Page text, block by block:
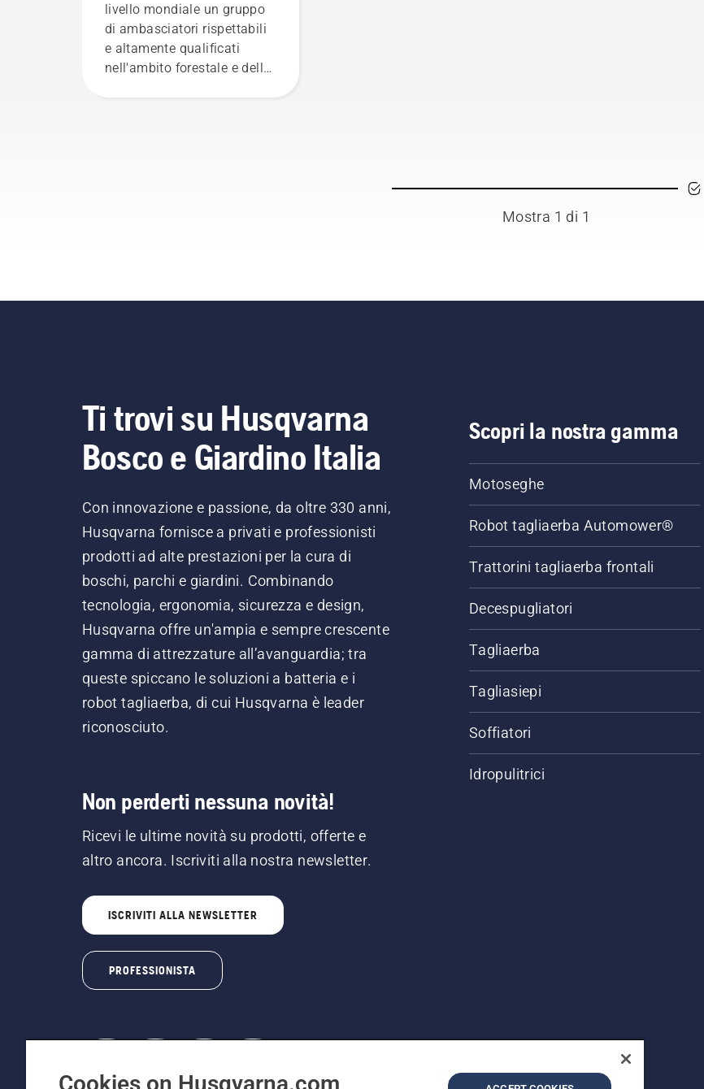
livello mondiale un gruppo
di ambasciatori rispettabili
e altamente qualificati
nell'ambito forestale e della
Mostra 1 di 1
Ti trovi su Husqvarna
Bosco e Giardino Italia
Con innovazione e passione, da oltre 330 anni,
Husqvarna fornisce a privati e professionisti
prodotti ad alte prestazioni per la cura di
boschi, parchi e giardini. Combinando
tecnologia, ergonomia, sicurezza e design,
Husqvarna offre un'ampia e sempre crescente
gamma di attrezzature all’avanguardia; tra
queste spiccano le soluzioni a batteria e i
robot tagliaerba, di cui Husqvarna è leader
riconosciuto.
Non perderti nessuna novità!
Ricevi le ultime novità su prodotti, offerte e
altro ancora. Iscriviti alla nostra newsletter.
ISCRIVITI ALLA NEWSLETTER
PROFESSIONISTA
Scopri la nostra gamma
Motoseghe
Robot tagliaerba Automower®
Trattorini tagliaerba frontali
Decespugliatori
Tagliaerba
Tagliasiepi
Soffiatori
Idropulitrici